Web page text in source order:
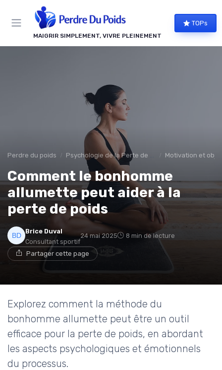
MAIGRIR SIMPLEMENT, VIVRE PLEINEMENT
TOPs
Perdre du poids Psychologie de la Perte de Poids Motivation et
Comment le bonhomme
allumette peut aider à la
perte de poids
Brice Duval
Consultant sportif
24 mai 2025 8 min de lecture
Partager cette page
Explorez comment la méthode du
bonhomme allumette peut être un outil
efficace pour la perte de poids, en abordant
les aspects psychologiques et émotionnels
du processus.
Panneau de gestion des cookies